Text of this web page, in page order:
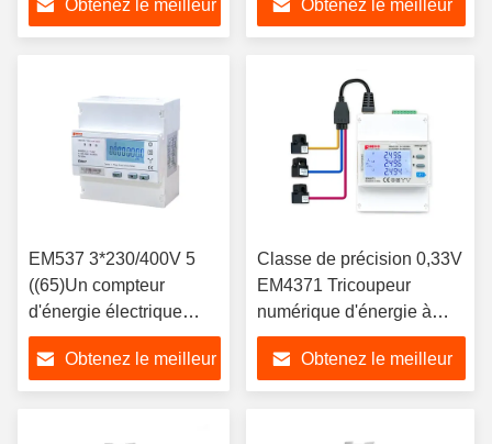
Rogowski EM4374
Obtenez le meilleur
compteur de puissance
Obtenez le meilleur
EM537 3*230/400V 5
((65)Un compteur
d'énergie électrique
bidirectionnel à trois
phasesObtenez le meilleur
Classe de précision 0,33V
EM4371 Tricoupeur
numérique d'énergie à
trois phases pour le
compteur Rogowski
Obtenez le meilleur